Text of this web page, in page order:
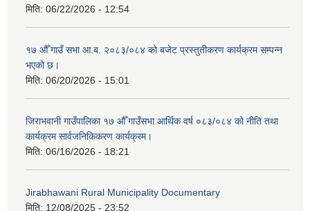
मिति: 06/22/2026 - 12:54
१७ औँ गाउँ सभा आ.ब. २०८३/०८४ को बजेट प्रस्तुतीकरण कार्यक्रम सम्पन्न
भएको छ।
मिति: 06/20/2026 - 15:01
जिराभवानी गाउँपालिका १७ औँ गाउँसभा आर्थिक वर्ष ०८३/०८४ को नीति तथा
कार्यक्रम सार्वजनिकिकरण कार्यक्रम।
मिति: 06/16/2026 - 18:21
Jirabhawani Rural Municipality Documentary
मिति: 12/08/2025 - 23:52